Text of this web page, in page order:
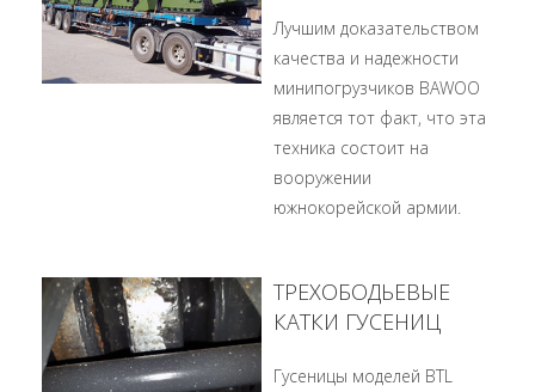
Лучшим доказательством
качества и надежности
минипогрузчиков BAWOO
является тот факт, что эта
техника состоит на
вооружении
южнокорейской армии.
ТРЕХОБОДЬЕВЫЕ
КАТКИ ГУСЕНИЦ
Гусеницы моделей BTL